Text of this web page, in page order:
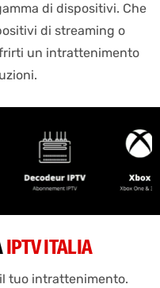
di dispositivi. Che
di streaming o
un intrattenimento
IPTV ITALIA
tuo intrattenimento.